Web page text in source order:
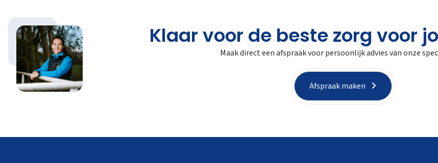
Klaar voor de beste zorg voor
Maak direct een afspraak voor persoonlijk advies van onze
Afspraak maken